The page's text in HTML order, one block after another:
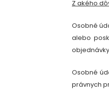
Z akého
Osobné
alebo
Osobné
právnych